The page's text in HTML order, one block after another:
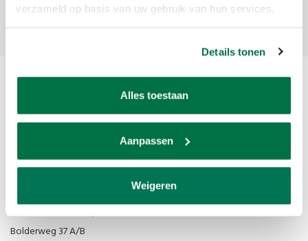
verzameld op basis van uw gebruik van hun services.
Details tonen
Alles toestaan
Aanpassen
Weigeren
Abonneer
Van den Broek Biljarts staat voor kwaliteit, vakmanschap en service.
Van den Broek Biljarts
Bolderweg 37 A/B